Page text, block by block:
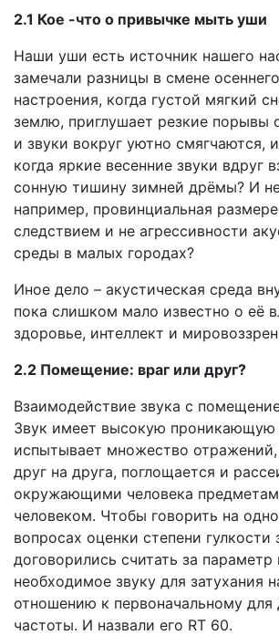
2.1 Кое -что о привычке мыть уши
Наши уши есть источник нашего
замечали разницы в смене
настроения, когда густой мягкий
землю, приглушает резкие порывы
и звуки вокруг уютно смягчаются,
когда яркие весенние звуки вдруг
сонную тишину зимней дрёмы? И
например, провинциальная
следствием и не агрессивности
среды в малых городах?
Иное дело – акустическая среда
пока слишком мало известно о её
здоровье, интеллект и
2.2 Помещение: враг или друг?
Взаимодействие звука с
Звук имеет высокую проникающую
испытывает множество отражений,
друг на друга, поглощается и
окружающими человека
человеком. Чтобы говорить на
вопросах оценки степени гулкости
договорились считать за параметр
необходимое звуку для затухания
отношению к первоначальному для
частоты. И назвали его RT 60.